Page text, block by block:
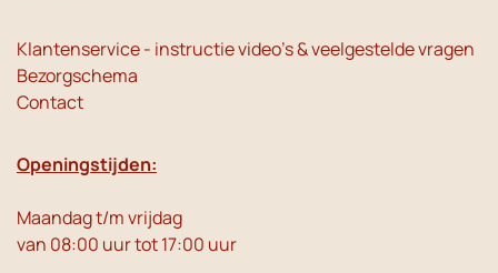
Klantenservice - instructie video's & veelgestelde vragen
Bezorgschema
Contact
Openingstijden:
Maandag t/m vrijdag
van 08:00 uur tot 17:00 uur